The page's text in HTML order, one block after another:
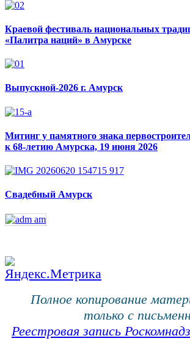
Краевой фестиваль национальных
«Палитра наций» в Амурске
Выпускной-2026 г. Амурск
Митинг у памятного знака
к 68-летию Амурска, 19 июня 2026
Свадебный Амурск
Полное копирование
только с
Реестровая запись